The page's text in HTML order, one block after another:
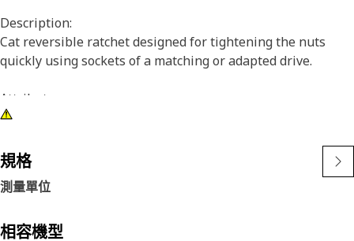
Description:
Cat reversible ratchet designed for tightening the nuts
quickly using sockets of a matching or adapted drive.
Attributes:
• 3/8 in square drive and 12 degree working arc
• Reverse lever can be shifted with one hand which saves
time when the gear mechanism needs to be reversed
• Ergonomic handle reduces user fatigue and has a more
• Square drive is close to the end of the head, giving
規格
測量單位
相容機型